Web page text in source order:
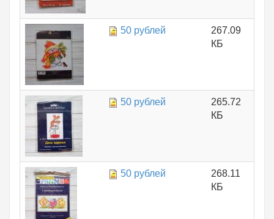
50 рублей
267.09
КБ
50 рублей
265.72
КБ
50 рублей
268.11
КБ